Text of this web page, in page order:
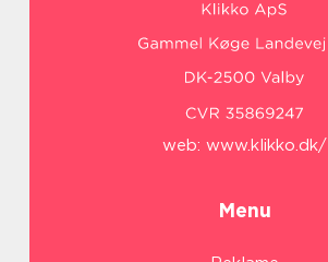
web: www.klikko.dk/
Menu